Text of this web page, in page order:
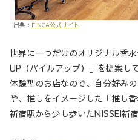
出典： FINCA公式サイト
世界に一つだけのオリジナル香
UP（パイルアップ）」を提案し
体験型のお店なので、自分好み
や、推しをイメージした「推し
新宿駅から少し歩いたNISSEI新